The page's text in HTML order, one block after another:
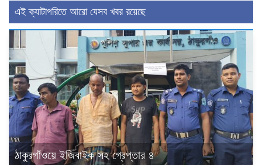
এই ক্যাটাগরিতে আরো যেসব খবর রয়েছে
ঠাকুরগাঁওয়ে ইজিবাইক সহ গ্রেপ্তার ৪